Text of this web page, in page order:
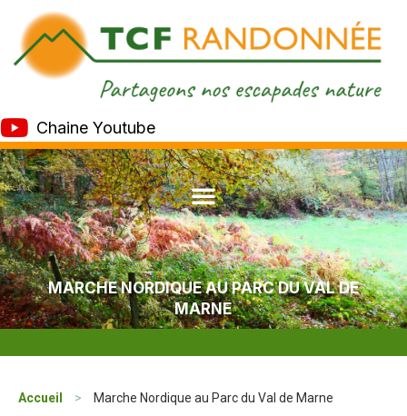
Chaine Youtube
MARCHE NORDIQUE AU PARC DU VAL DE
MARNE
Accueil > Marche Nordique au Parc du Val de Marne